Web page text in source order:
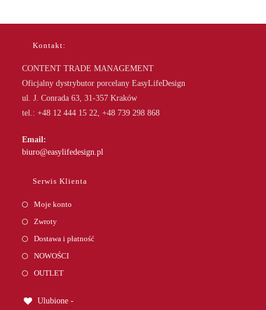
Kontakt:
CONTENT TRADE MANAGEMENT
Oficjalny dystrybutor porcelany EasyLifeDesign
ul. J. Conrada 63, 31-357 Kraków
tel.: +48 12 444 15 22, +48 739 298 868
Email:
biuro@easylifedesign.pl
Serwis Klienta
Moje konto
Zwroty
Dostawa i płatność
NOWOŚCI
OUTLET
Ulubione -